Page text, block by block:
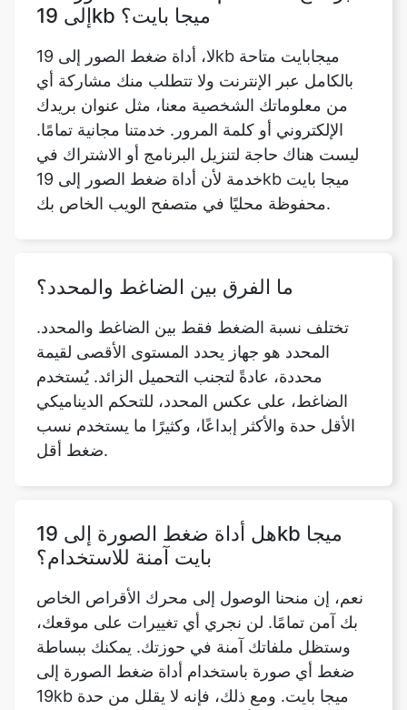
بالكامل عبر الإنترنت ولا تتطلب منك مشاركة أي
الإلكتروني أو كلمة المرور. خدمتنا مجانية تمامًا.
ليست هناك حاجة لتنزيل البرنامج أو الاشتراك في
خدمة لأن أداة ضغط الصور إلى 19kb ميجا بايت
محفوظة محليًا في متصفح الويب الخاص بك.
ما الفرق بين الضاغط والمحدد؟
المحدد هو جهاز يحدد المستوى الأقصى لقيمة
الضاغط، على عكس المحدد، للتحكم الديناميكي
الأقل حدة والأكثر إبداعًا، وكثيرًا ما يستخدم نسب
ضغط أقل.
هل أداة ضغط الصورة إلى 19kb ميجا
نعم، إن منحنا الوصول إلى محرك الأقراص الخاص
بك آمن تمامًا. لن نجري أي تغييرات على موقعك،
ضغط أي صورة باستخدام أداة ضغط الصورة إلى
19kb ميجا بايت. ومع ذلك، فإنه لا يقلل من حدة
الصورة الأصلية بأي شكل من الأشكال. إنه مجاني
تمامًا للاستخدام ويمكن الوصول إليه من أي جهاز
كمبيوتر أو جهاز محمول.